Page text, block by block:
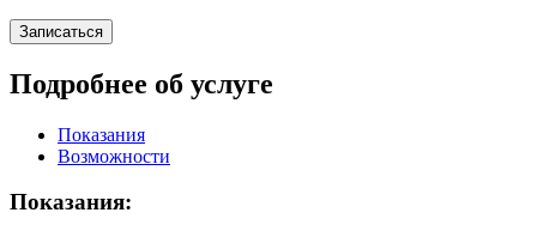
Записаться
Подробнее об услуге
Показания
Возможности
Показания: